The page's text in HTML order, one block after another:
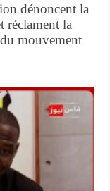
dénoncent la
réclament la
mouvement